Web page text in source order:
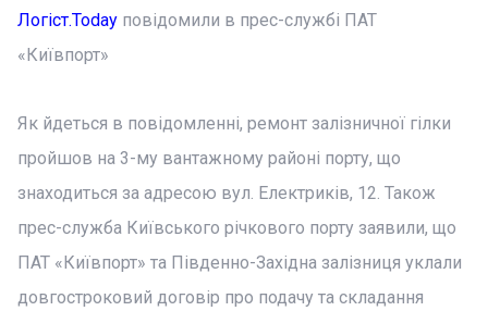
Логіст.Today повідомили в прес-службі ПАТ
«Київпорт»
Як йдеться в повідомленні, ремонт залізничної гілки
пройшов на 3-му вантажному районі порту, що
знаходиться за адресою вул. Електриків, 12. Також
прес-служба Київського річкового порту заявили, що
ПАТ «Київпорт» та Південно-Західна залізниця уклали
довгостроковий договір про подачу та складання